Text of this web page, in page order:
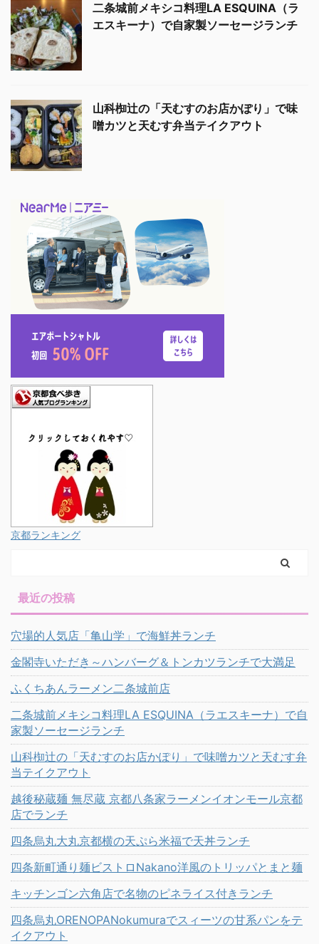
二条城前メキシコ料理LA ESQUINA（ラ
エスキーナ）で自家製ソーセージランチ
山科椥辻の「天むすのお店かぽり」で味
噌カツと天むす弁当テイクアウト
京都ランキング
最近の投稿
穴場的人気店「亀山学」で海鮮丼ランチ
金閣寺いただき～ハンバーグ＆トンカツランチで大満足
ふくちあんラーメン二条城前店
二条城前メキシコ料理LA ESQUINA（ラエスキーナ）で自
家製ソーセージランチ
山科椥辻の「天むすのお店かぽり」で味噌カツと天むす弁
当テイクアウト
越後秘蔵麺 無尽蔵 京都八条家ラーメンイオンモール京都
店でランチ
四条烏丸大丸京都横の天ぷら米福で天丼ランチ
四条新町通り麺ビストロNakano洋風のトリッパとまと麺
キッチンゴン六角店で名物のピネライス付きランチ
四条烏丸ORENOPANokumuraでスィーツの甘系パンをテ
イクアウト